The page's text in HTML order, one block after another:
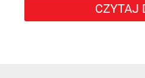
CZYTAJ